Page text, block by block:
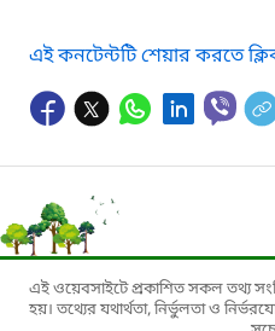
এই কনটেন্টটি শেয়ার করতে
এই ওয়েবসাইটে প্রকাশিত সকল তথ্য
হয়। তথ্যের যথার্থতা, নির্ভুলতা ও